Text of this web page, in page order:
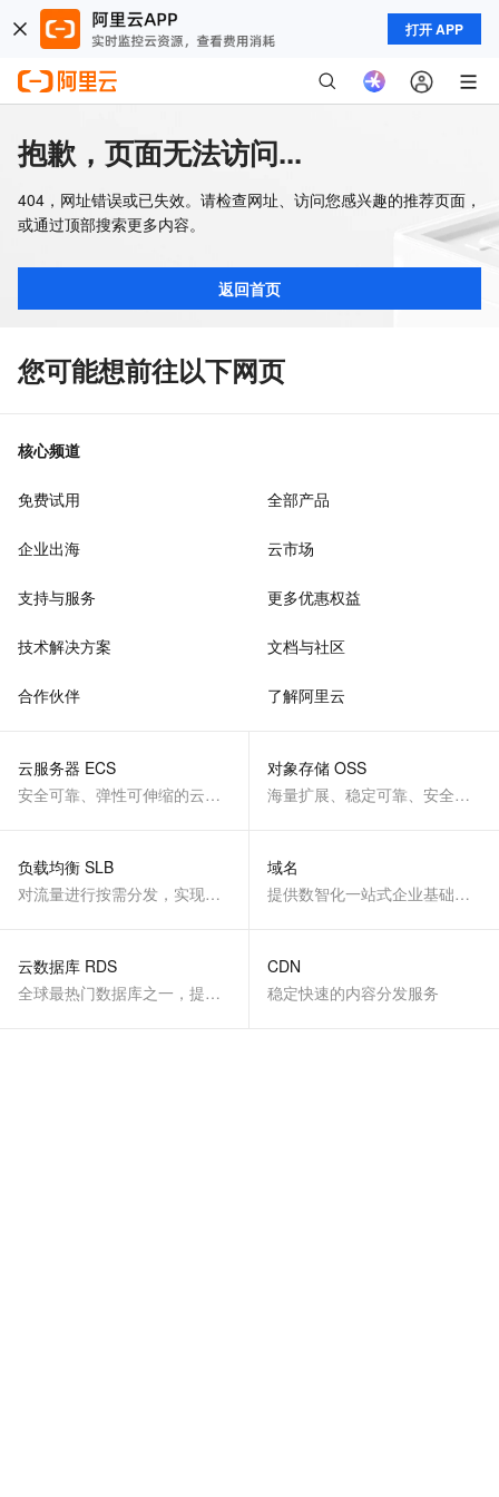
打开 APP
抱歉，页面无法访问...
404，网址错误或已失效。请检查网址、访问您感兴趣的推荐页面，
或通过顶部搜索更多内容。
返回首页
您可能想前往以下网页
核心频道
免费试用 全部产品
企业出海 云市场
支持与服务 更多优惠权益
技术解决方案 文档与社区
合作伙伴 了解阿里云
云服务器 ECS
安全可靠、弹性可伸缩的云计算服务
对象存储 OSS
海量扩展、稳定可靠、安全、低成本、智能
负载均衡 SLB
对流量进行按需分发，实现应用高可用
域名
提供数智化一站式企业基础服务
云数据库 RDS
全球最热门数据库之一，提供全托管的稳定服务
CDN
稳定快速的内容分发服务